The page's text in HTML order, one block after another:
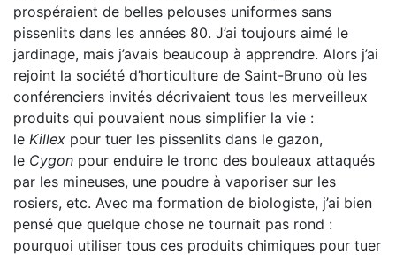
prospéraient de belles pelouses uniformes sans
pissenlits dans les années 80. J’ai toujours aimé le
jardinage, mais j’avais beaucoup à apprendre. Alors j’ai
rejoint la société d’horticulture de Saint-Bruno où les
conférenciers invités décrivaient tous les merveilleux
produits qui pouvaient nous simplifier la vie :
le Killex pour tuer les pissenlits dans le gazon,
le Cygon pour enduire le tronc des bouleaux attaqués
par les mineuses, une poudre à vaporiser sur les
rosiers, etc. Avec ma formation de biologiste, j’ai bien
pensé que quelque chose ne tournait pas rond :
pourquoi utiliser tous ces produits chimiques pour tuer